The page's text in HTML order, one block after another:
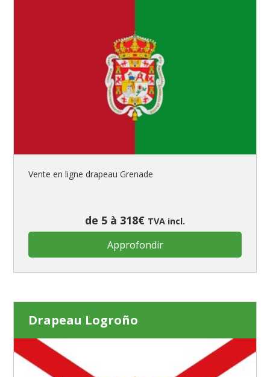
Vente en ligne drapeau Grenade
de 5 à 318€ TVA incl.
Approfondir
Drapeau Logroño